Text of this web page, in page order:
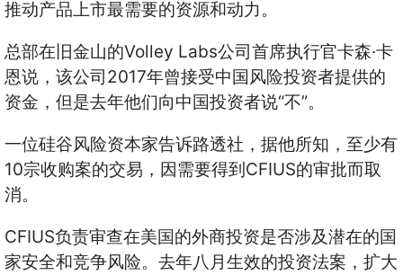
推动产品上市最需要的资源和动力。
总部在旧金山的Volley Labs公司首席执行官卡森·卡
恩说，该公司2017年曾接受中国风险投资者提供的
资金，但是去年他们向中国投资者说“不”。
一位硅谷风险资本家告诉路透社，据他所知，至少有
10宗收购案的交易，因需要得到CFIUS的审批而取
消。
CFIUS负责审查在美国的外商投资是否涉及潜在的国
家安全和竞争风险。去年八月生效的投资法案，扩大